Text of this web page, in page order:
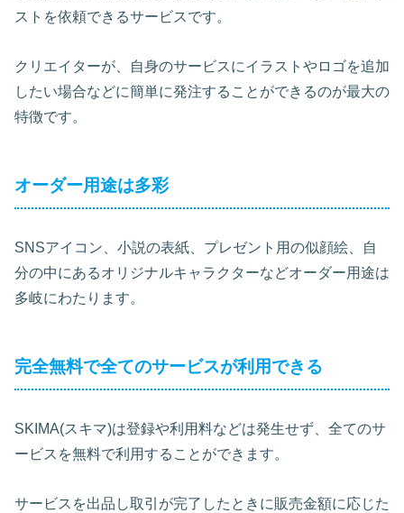
ストを依頼できるサービスです。
クリエイターが、自身のサービスにイラストやロゴを追加
したい場合などに簡単に発注することができるのが最大の
特徴です。
オーダー用途は多彩
SNSアイコン、小説の表紙、プレゼント用の似顔絵、自
分の中にあるオリジナルキャラクターなどオーダー用途は
多岐にわたります。
完全無料で全てのサービスが利用できる
SKIMA(スキマ)は登録や利用料などは発生せず、全てのサ
ービスを無料で利用することができます。
サービスを出品し取引が完了したときに販売金額に応じた